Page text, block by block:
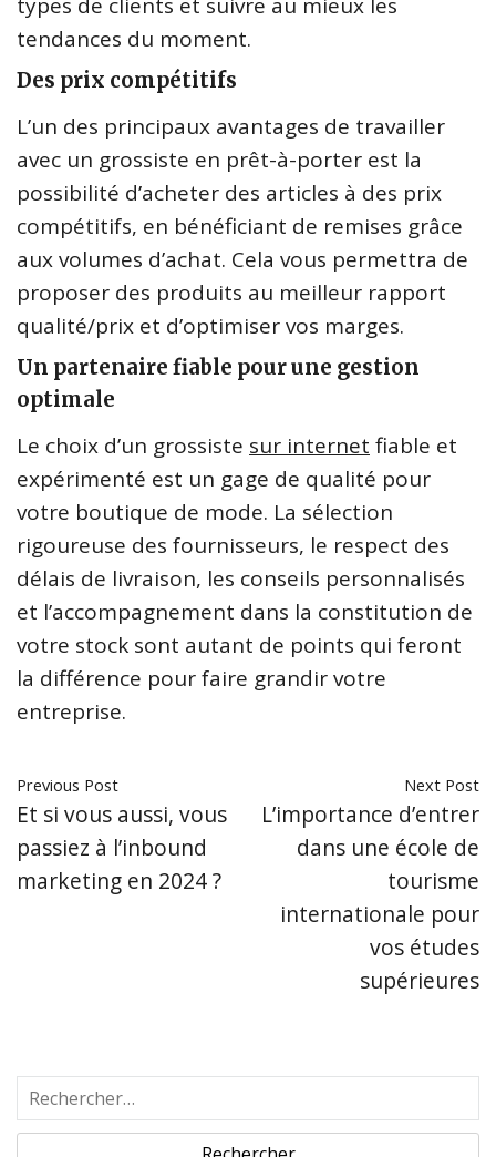
types de clients et suivre au mieux les
tendances du moment.
Des prix compétitifs
L’un des principaux avantages de travailler
avec un grossiste en prêt-à-porter est la
possibilité d’acheter des articles à des prix
compétitifs, en bénéficiant de remises grâce
aux volumes d’achat. Cela vous permettra de
proposer des produits au meilleur rapport
qualité/prix et d’optimiser vos marges.
Un partenaire fiable pour une gestion
optimale
Le choix d’un grossiste sur internet fiable et
expérimenté est un gage de qualité pour
votre boutique de mode. La sélection
rigoureuse des fournisseurs, le respect des
délais de livraison, les conseils personnalisés
et l’accompagnement dans la constitution de
votre stock sont autant de points qui feront
la différence pour faire grandir votre
entreprise.
Previous Post
Et si vous aussi, vous
passiez à l’inbound
marketing en 2024 ?
Next Post
L’importance d’entrer
dans une école de
tourisme
internationale pour
vos études
supérieures
e